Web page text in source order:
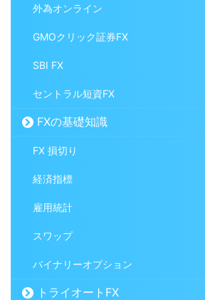
外為オンライン
GMOクリック証券FX
SBI FX
セントラル短資FX
FXの基礎知識
FX 損切り
経済指標
雇用統計
スワップ
バイナリーオプション
トライオートFX